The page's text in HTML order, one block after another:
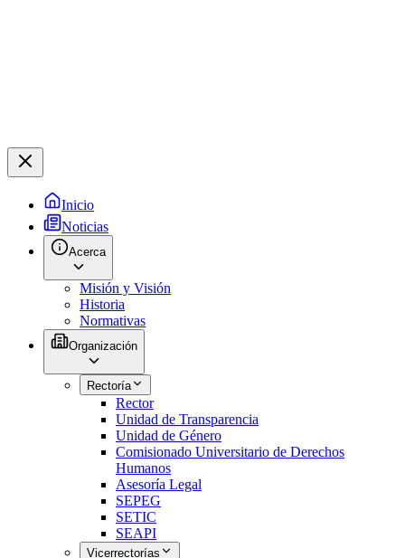
Inicio
Noticias
Acerca
Misión y Visión
Historia
Normativas
Organización
Rectoría
Rector
Unidad de Transparencia
Unidad de Género
Comisionado Universitario de Derechos
Humanos
Asesoría Legal
SEPEG
SETIC
SEAPI
Vicerrectorías